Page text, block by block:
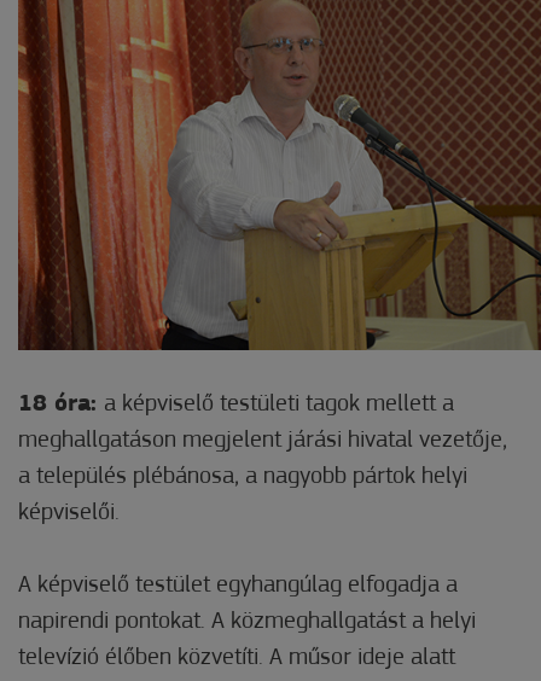
18 óra: a képviselő testületi tagok mellett a
meghallgatáson megjelent járási hivatal vezetője,
a település plébánosa, a nagyobb pártok helyi
képviselői.
A képviselő testület egyhangúlag elfogadja a
napirendi pontokat. A közmeghallgatást a helyi
televízió élőben közvetíti. A műsor ideje alatt